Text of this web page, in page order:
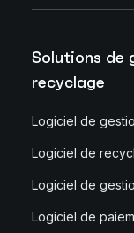
Solutions de
recyclage
Logiciel de
Logiciel de
Logiciel de
Logiciel de